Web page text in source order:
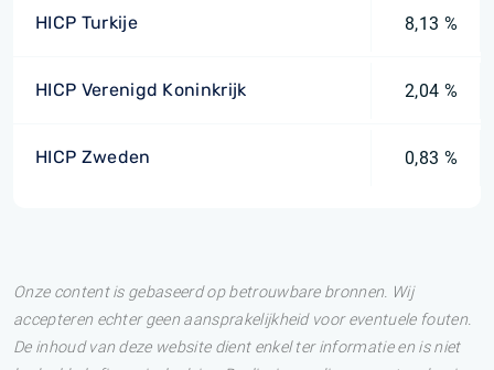
HICP Turkije 8,13 %
HICP Verenigd Koninkrijk 2,04 %
HICP Zweden 0,83 %
Onze content is gebaseerd op betrouwbare bronnen. Wij
accepteren echter geen aansprakelijkheid voor eventuele fouten.
De inhoud van deze website dient enkel ter informatie en is niet